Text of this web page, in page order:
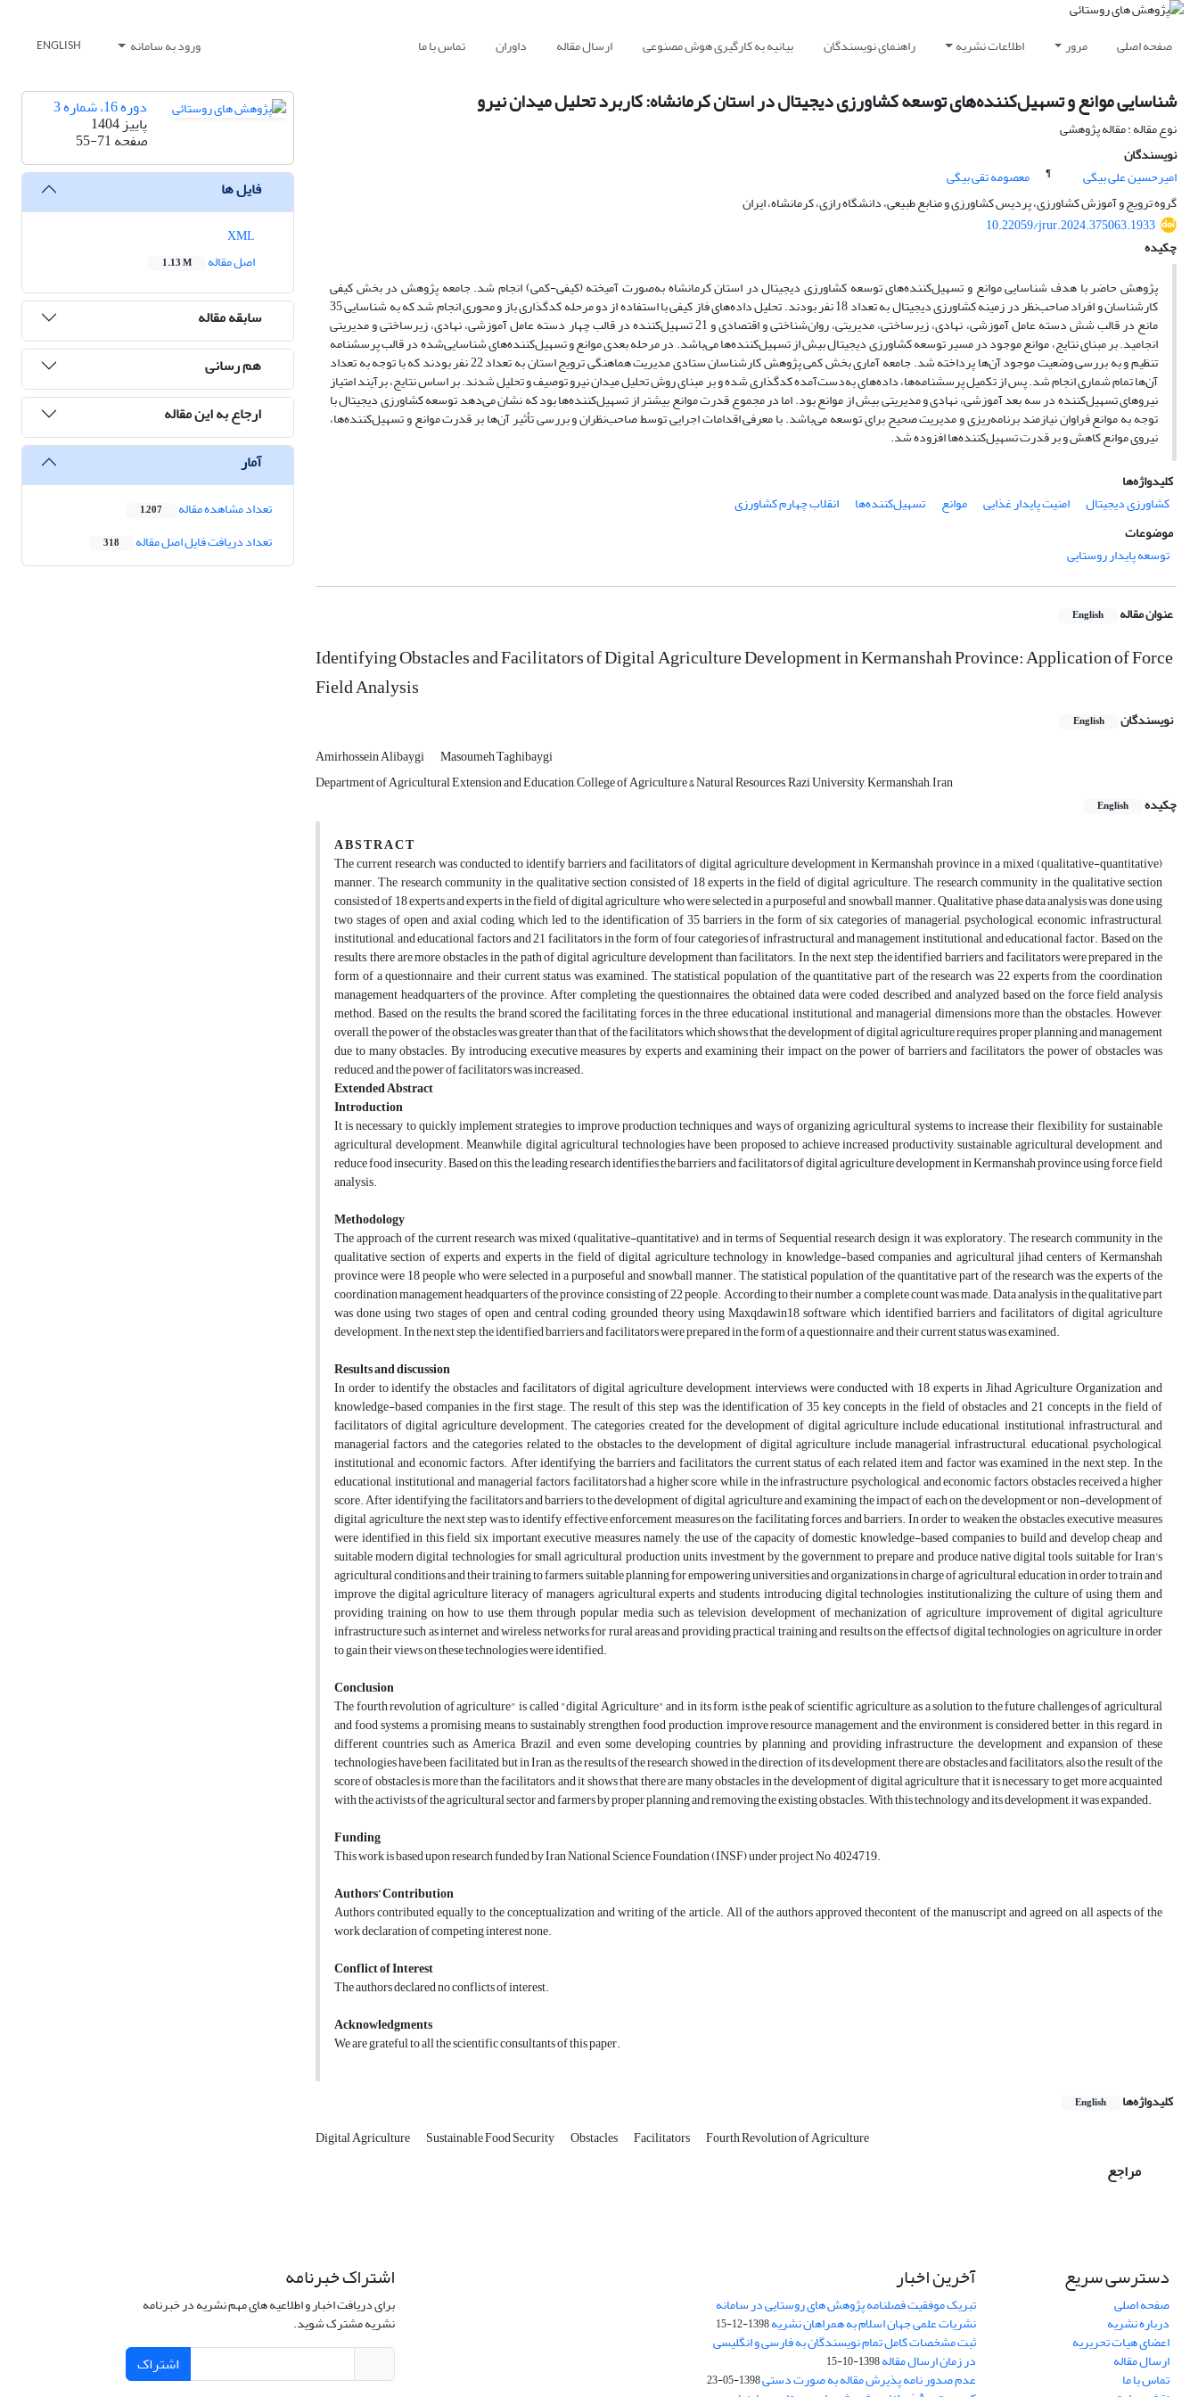
صفحه اصلی مرور اطلاعات نشریه راهنمای نویسندگان بیانیه به کارگیری هوش مصنوعی ارسال مقاله داوران تماس با ما ورود به سامانه ENGLISH
شناسایی موانع و تسهیل‌کننده‌های توسعه کشاورزی دیجیتال در استان کرمانشاه: کاربرد تحلیل میدان نیرو
نوع مقاله : مقاله پژوهشی
نویسندگان
امیرحسین علی بیگی
¶
معصومه تقی بیگی
گروه ترویج و آموزش کشاورزی، پردیس کشاورزی و منابع طبیعی، دانشگاه رازی، کرمانشاه، ایران
10.22059/jrur.2024.375063.1933
چکیده
پژوهش حاضر با هدف شناسایی موانع و تسهیل‌کننده‌های توسعه کشاورزی دیجیتال در استان کرمانشاه به‌صورت آمیخته (کیفی-کمی) انجام شد. جامعه پژوهش در بخش کیفی
کارشناسان و افراد صاحب‌نظر در زمینه کشاورزی دیجیتال به تعداد 18 نفر بودند. تحلیل داده‌های فاز کیفی با استفاده از دو مرحله کدگذاری باز و محوری انجام شد که به شناسایی 35
مانع در قالب شش دسته عامل آموزشی، نهادی، زیرساختی، مدیریتی، روان‌شناختی و اقتصادی و 21 تسهیل‌کننده در قالب چهار دسته عامل آموزشی، نهادی، زیرساختی و مدیریتی
انجامید. بر مبنای نتایج، موانع موجود در مسیر توسعه کشاورزی دیجیتال بیش از تسهیل‌کننده‌ها می‌باشد. در مرحله بعدی موانع و تسهیل‌کننده‌های شناسایی‌شده در قالب پرسشنامه
تنظیم و به بررسی وضعیت موجود آن‌ها پرداخته شد. جامعه آماری بخش کمی پژوهش کارشناسان ستادی مدیریت هماهنگی ترویج استان به تعداد 22 نفر بودند که با توجه به تعداد
آن‌ها تمام شماری انجام شد. پس از تکمیل پرسشنامه‌ها، داده‌های به‌دست‌آمده کدگذاری شده و بر مبنای روش تحلیل میدان نیرو توصیف و تحلیل شدند. بر اساس نتایج، برآیند امتیاز
نیروهای تسهیل‌کننده در سه بعد آموزشی، نهادی و مدیریتی بیش از موانع بود. اما در مجموع قدرت موانع بیشتر از تسهیل‌کننده‌ها بود که نشان می‌دهد توسعه کشاورزی دیجیتال با
توجه به موانع فراوان نیازمند برنامه‌ریزی و مدیریت صحیح برای توسعه می‌باشد. با معرفی اقدامات اجرایی توسط صاحب‌نظران و بررسی تأثیر آن‌ها بر قدرت موانع و تسهیل‌کننده‌ها،
نیروی موانع کاهش و بر قدرت تسهیل‌کننده‌ها افزوده شد.
کلیدواژه‌ها
کشاورزی دیجیتال
امنیت پایدار غذایی موانع تسهیل‌کننده‌ها
انقلاب چهارم کشاورزی
موضوعات
توسعه پایدار روستایی
عنوان مقاله English
Identifying Obstacles and Facilitators of Digital Agriculture Development in Kermanshah Province: Application of Force
Field Analysis
نویسندگان English
Amirhossein Alibaygi
Masoumeh Taghibaygi
Department of Agricultural Extension and Education, College of Agriculture & Natural Resources, Razi University, Kermanshah, Iran
چکیده
English
A B S T R A C T
The current research was conducted to identify barriers and facilitators of digital agriculture development in Kermanshah province in a mixed (qualitative-quantitative)
manner. The research community in the qualitative section consisted of 18 experts in the field of digital agriculture. The research community in the qualitative section
consisted of 18 experts and experts in the field of digital agriculture, who were selected in a purposeful and snowball manner. Qualitative phase data analysis was done using
two stages of open and axial coding, which led to the identification of 35 barriers in the form of six categories of managerial, psychological, economic, infrastructural,
institutional, and educational factors and 21 facilitators in the form of four categories of infrastructural and management institutional, and educational factor. Based on the
results, there are more obstacles in the path of digital agriculture development than facilitators. In the next step, the identified barriers and facilitators were prepared in the
form of a questionnaire, and their current status was examined. The statistical population of the quantitative part of the research was 22 experts from the coordination
management headquarters of the province. After completing the questionnaires, the obtained data were coded, described, and analyzed based on the force field analysis
method. Based on the results, the brand scored the facilitating forces in the three educational, institutional, and managerial dimensions more than the obstacles. However,
overall, the power of the obstacles was greater than that of the facilitators, which shows that the development of digital agriculture requires proper planning and management
due to many obstacles. By introducing executive measures by experts and examining their impact on the power of barriers and facilitators, the power of obstacles was
reduced, and the power of facilitators was increased.
Extended Abstract
Introduction
It is necessary to quickly implement strategies to improve production techniques and ways of organizing agricultural systems to increase their flexibility for sustainable
agricultural development. Meanwhile, digital agricultural technologies have been proposed to achieve increased productivity, sustainable agricultural development, and
reduce food insecurity. Based on this, the leading research identifies the barriers and facilitators of digital agriculture development in Kermanshah province using force field
analysis.
Methodology
The approach of the current research was mixed (qualitative-quantitative), and in terms of Sequential research design, it was exploratory. The research community in the
qualitative section of experts and experts in the field of digital agriculture technology in knowledge-based companies and agricultural jihad centers of Kermanshah
province were 18 people who were selected in a purposeful and snowball manner. The statistical population of the quantitative part of the research was the experts of the
coordination management headquarters of the province, consisting of 22 people. According to their number, a complete count was made. Data analysis in the qualitative part
was done using two stages of open and central coding, grounded theory using Maxqdawin18 software, which identified barriers and facilitators of digital agriculture
development. In the next step, the identified barriers and facilitators were prepared in the form of a questionnaire, and their current status was examined.
Results and discussion
In order to identify the obstacles and facilitators of digital agriculture development, interviews were conducted with 18 experts in Jihad Agriculture Organization and
knowledge-based companies in the first stage. The result of this step was the identification of 35 key concepts in the field of obstacles and 21 concepts in the field of
facilitators of digital agriculture development. The categories created for the development of digital agriculture include educational, institutional, infrastructural, and
managerial factors, and the categories related to the obstacles to the development of digital agriculture include managerial, infrastructural, educational, psychological,
institutional, and economic factors. After identifying the barriers and facilitators, the current status of each related item and factor was examined in the next step. In the
educational, institutional, and managerial factors, facilitators had a higher score, while in the infrastructure, psychological, and economic factors, obstacles received a higher
score. After identifying the facilitators and barriers to the development of digital agriculture and examining the impact of each on the development or non-development of
digital agriculture, the next step was to identify effective enforcement measures on the facilitating forces and barriers. In order to weaken the obstacles, executive measures
were identified in this field, six important executive measures, namely, the use of the capacity of domestic knowledge-based companies to build and develop cheap and
suitable modern digital technologies for small agricultural production units, investment by the government to prepare and produce native digital tools suitable for Iran's
agricultural conditions and their training to farmers, suitable planning for empowering universities and organizations in charge of agricultural education in order to train and
improve the digital agriculture literacy of managers, agricultural experts and students, introducing digital technologies, institutionalizing the culture of using them and
providing training on how to use them through popular media such as television, development of mechanization of agriculture, improvement of digital agriculture
infrastructure such as internet and wireless networks for rural areas and providing practical training and results on the effects of digital technologies on agriculture in order
to gain their views on these technologies were identified.
Conclusion
The fourth revolution of agriculture" is called "digital Agriculture" and, in its form, is the peak of scientific agriculture, as a solution to the future challenges of agricultural
and food systems, a promising means to sustainably strengthen food production, improve resource management and the environment is considered better, in this regard, in
different countries such as America, Brazil, and even some developing countries, by planning and providing infrastructure, the development and expansion of these
technologies have been facilitated, but in Iran, as the results of the research showed in the direction of its development, there are obstacles and facilitators; also the result of the
score of obstacles is more than the facilitators, and it shows that there are many obstacles in the development of digital agriculture that it is necessary to get more acquainted
with the activists of the agricultural sector and farmers by proper planning and removing the existing obstacles. With this technology and its development, it was expanded.
Funding
This work is based upon research funded by Iran National Science Foundation (INSF) under project No, 4024719.
Authors’ Contribution
Authors contributed equally to the conceptualization and writing of the article. All of the authors approved thecontent of the manuscript and agreed on all aspects of the
work declaration of competing interest none.
Conflict of Interest
The authors declared no conflicts of interest.
Acknowledgments
We are grateful to all the scientific consultants of this paper.
کلیدواژه‌ها English
Digital Agriculture Sustainable Food Security Obstacles Facilitators Fourth Revolution of Agriculture
مراجع
دوره 16، شماره 3
پاییز 1404
صفحه55-71
فایل ها
اصل مقاله
1.13 M
سابقه مقاله
هم رسانی
ارجاع به این مقاله
آمار
تعداد مشاهده مقاله 1,207
تعداد دریافت فایل اصل مقاله 318
دسترسی سریع
صفحه اصلی
درباره نشریه
اعضای هیات تحریریه
ارسال مقاله
تماس با ما
آخرین اخبار
تبریک موفقیت فصلنامه پژوهش های روستایی در سامانه
نشریات علمی جهان اسلام به همراهان نشریه1398-12-15
ثبت مشخصات کامل تمام نویسندگان به فارسی و انگلیسی
در زمان ارسال مقاله1398-10-15
عدم صدور نامه پذیرش مقاله به صورت دستی1398-05-23
اشتراک خبرنامه
برای دریافت اخبار و اطلاعیه های مهم نشریه در خبرنامه
نشریه مشترک شوید.
اشتراک